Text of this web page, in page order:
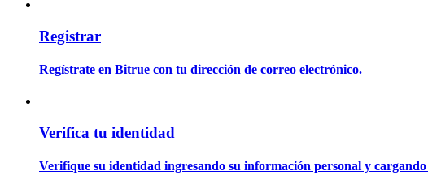
Información
Análisis de big data que incluye información comercial, etc.
Registrar
Regístrate en Bitrue con tu dirección de correo electrónico.
Verifica tu identidad
Verifique su identidad ingresando su información personal y